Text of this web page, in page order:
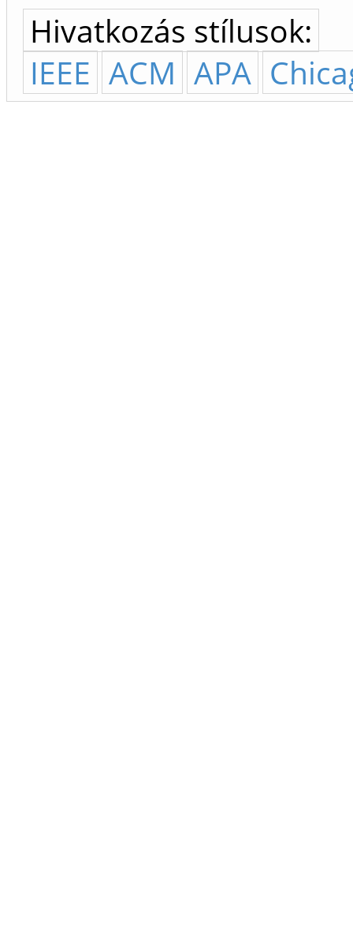
Hivatkozás stílusok:
IEEE ACM APA